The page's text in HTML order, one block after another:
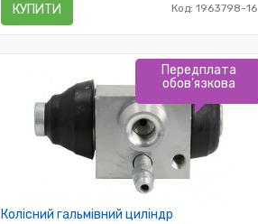
КУПИТИ Код: 1963798-16
Колісний гальмівний циліндр
Передплата
обов'язкова